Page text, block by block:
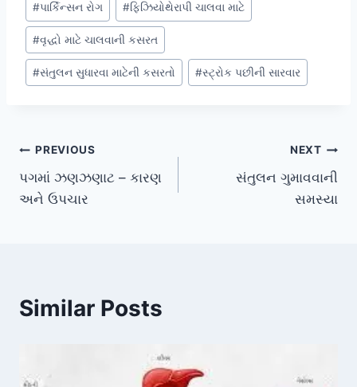
#પાર્કિન્સન રોગ #ફિઝિયોથેરાપી ચાલવા માટે
#વૃદ્ધો માટે ચાલવાની કસરત
#સંતુલન સુધારવા માટેની કસરતો #સ્ટ્રોક પછીની સારવાર
Post
navigation
PREVIOUS
પગમાં ઝણઝણાટ – કારણ
અને ઉપચાર
NEXT
સંતુલન ગુમાવવાની
સમસ્યા
Similar Posts